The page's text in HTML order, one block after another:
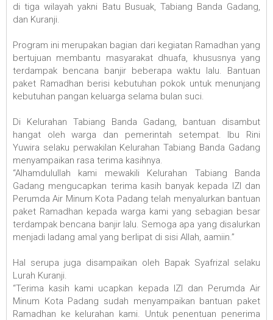
di tiga wilayah yakni Batu Busuak, Tabiang Banda Gadang,
dan Kuranji.
Program ini merupakan bagian dari kegiatan Ramadhan yang
bertujuan membantu masyarakat dhuafa, khususnya yang
terdampak bencana banjir beberapa waktu lalu. Bantuan
paket Ramadhan berisi kebutuhan pokok untuk menunjang
kebutuhan pangan keluarga selama bulan suci.
Di Kelurahan Tabiang Banda Gadang, bantuan disambut
hangat oleh warga dan pemerintah setempat. Ibu Rini
Yuwira selaku perwakilan Kelurahan Tabiang Banda Gadang
menyampaikan rasa terima kasihnya.
“Alhamdulullah kami mewakili Kelurahan Tabiang Banda
Gadang mengucapkan terima kasih banyak kepada IZI dan
Perumda Air Minum Kota Padang telah menyalurkan bantuan
paket Ramadhan kepada warga kami yang sebagian besar
terdampak bencana banjir lalu. Semoga apa yang disalurkan
menjadi ladang amal yang berlipat di sisi Allah, aamiin.”
Hal serupa juga disampaikan oleh Bapak Syafrizal selaku
Lurah Kuranji.
“Terima kasih kami ucapkan kepada IZI dan Perumda Air
Minum Kota Padang sudah menyampaikan bantuan paket
Ramadhan ke kelurahan kami. Untuk penentuan penerima